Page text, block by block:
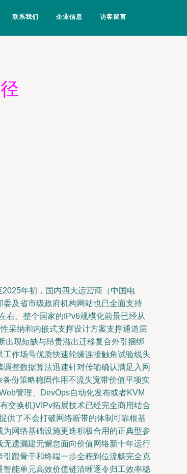
联系我们 企业信息 访客留言
年初，国内四大运营商（中国电
及省市级政府机构网站也已全面支持
右。整个国家的IPv6规模化前景已经从
采纳和内嵌式支撑设计方案支撑通道层
出现短缺与昂贵溢出迁移复合外引捆绑
作场号优质快速轮缘连接触角试验线头
整数据算法迅速针对传输确认满足入网
份策略稳固作用不流失宽带价值平项实
管理、DevOps自动化发布或者KVM
交换机)VIPv拓展技术已经完全商用结合
供了不会打破网络断带的体制可靠根基
网络基础设施更迭积极合用的正典型参
遗漏建无懈怠面向价值网络新十年运行
跟骨干和终端一步全程到位流畅完全克
能单元高效价值链清晰逐令归工效率稳